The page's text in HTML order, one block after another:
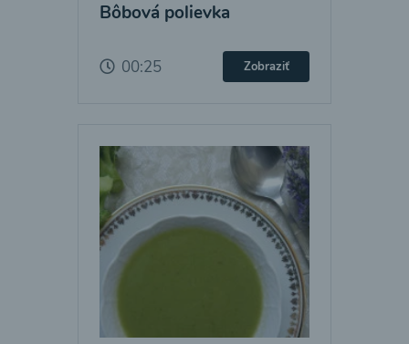
Bôbová polievka
00:25 Zobraziť